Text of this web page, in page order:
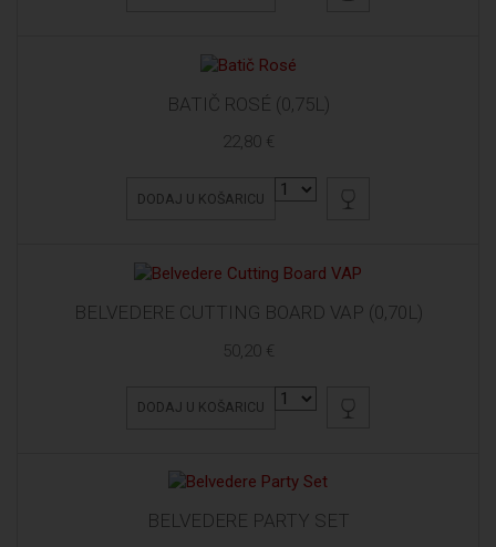
BATIČ ROSÉ (0,75L)
22,80 €
DODAJ U KOŠARICU
BELVEDERE CUTTING BOARD VAP (0,70L)
50,20 €
DODAJ U KOŠARICU
BELVEDERE PARTY SET